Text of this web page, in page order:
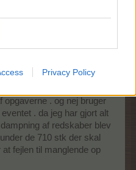
Privacy Policy
ikke kunne færdig gøres på
. syntes at det er ved
man gør en indsats burde
. og nej bruger
. da jeg har gjort alt
af redskaber blev
de 710 stk der skal
fejlen til manglende op